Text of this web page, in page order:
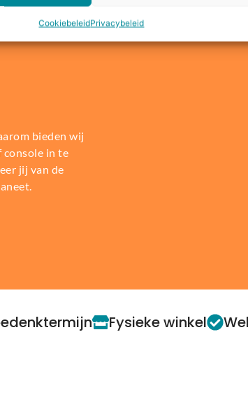
CookiebeleidPrivacybeleid
bieden wij
console in te
jij van de
Fysieke winkel